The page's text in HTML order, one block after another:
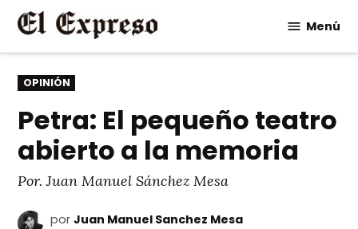
Saltar
contenido
Menú
PUBLICADO
EN
OPINIÓN
Petra: El pequeño teatro
abierto a la memoria
Por. Juan Manuel Sánchez Mesa
por Juan Manuel Sanchez Mesa